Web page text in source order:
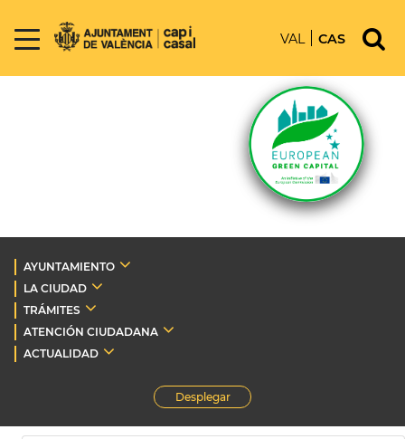
VAL CAS
AYUNTAMIENTO
LA CIUDAD
TRÁMITES
ATENCIÓN CIUDADANA
ACTUALIDAD
Desplegar